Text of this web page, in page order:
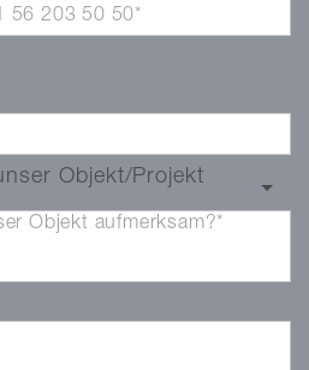
Objekt/Projekt
Objekt aufmerksam?*